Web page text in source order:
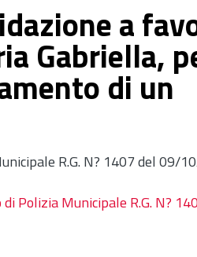
a
Gabriella,
di un
R.G. N? 1407 del 09/
Polizia Municipale R.G. N?